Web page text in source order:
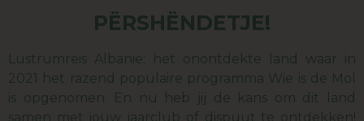
PËRSHËNDETJE!
Lustrumreis Albanië: het onontdekte land waar in
2021 het razend populaire programma Wie is de Mol
is opgenomen. En nu heb jij de kans om dit land
samen met jouw jaarclub of dispuut te ontdekken!